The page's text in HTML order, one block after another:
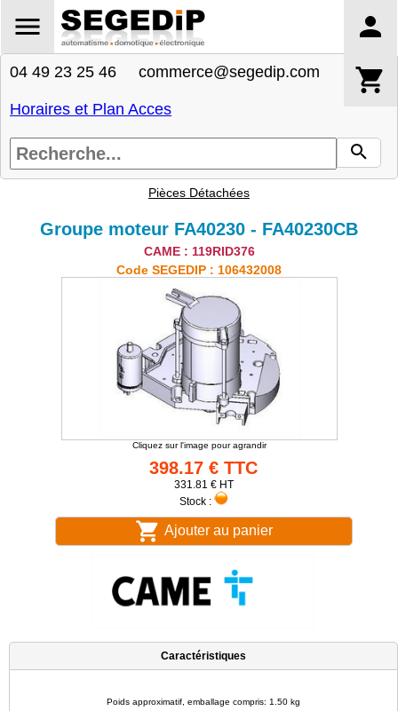
04 49 23 25 46 commerce@segedip.com
Horaires et Plan Acces
Pièces Détachées
Groupe moteur FA40230 - FA40230CB
CAME : 119RID376
Code SEGEDIP : 106432008
Cliquez sur l'image pour agrandir
398.17 € TTC
331.81 € HT
Stock :
Ajouter au panier
Caractéristiques
Poids approximatif, emballage compris: 1.50 kg